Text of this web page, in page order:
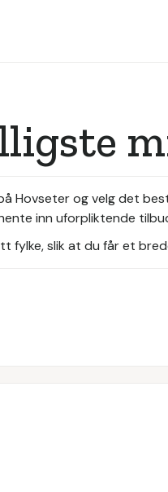
Hovseter og velg det
inn uforpliktende
slik at du får et